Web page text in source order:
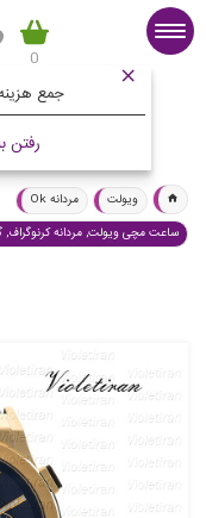
0
جمع
رفتن
ساعت
ویولت
مردانه Ok
ساعت مچی ویولت, مردانه